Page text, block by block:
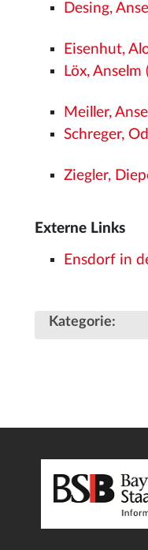
Desing,
Eisenhut,
Löx,
Meiller,
Schreger,
Ziegler,
Externe Links
Ensdorf in
Kategorie: